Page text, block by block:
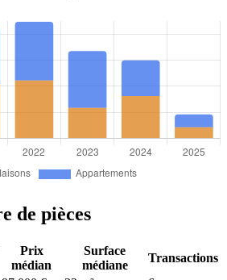
de pièces
Prix
médian
Surface
médiane
Transactions